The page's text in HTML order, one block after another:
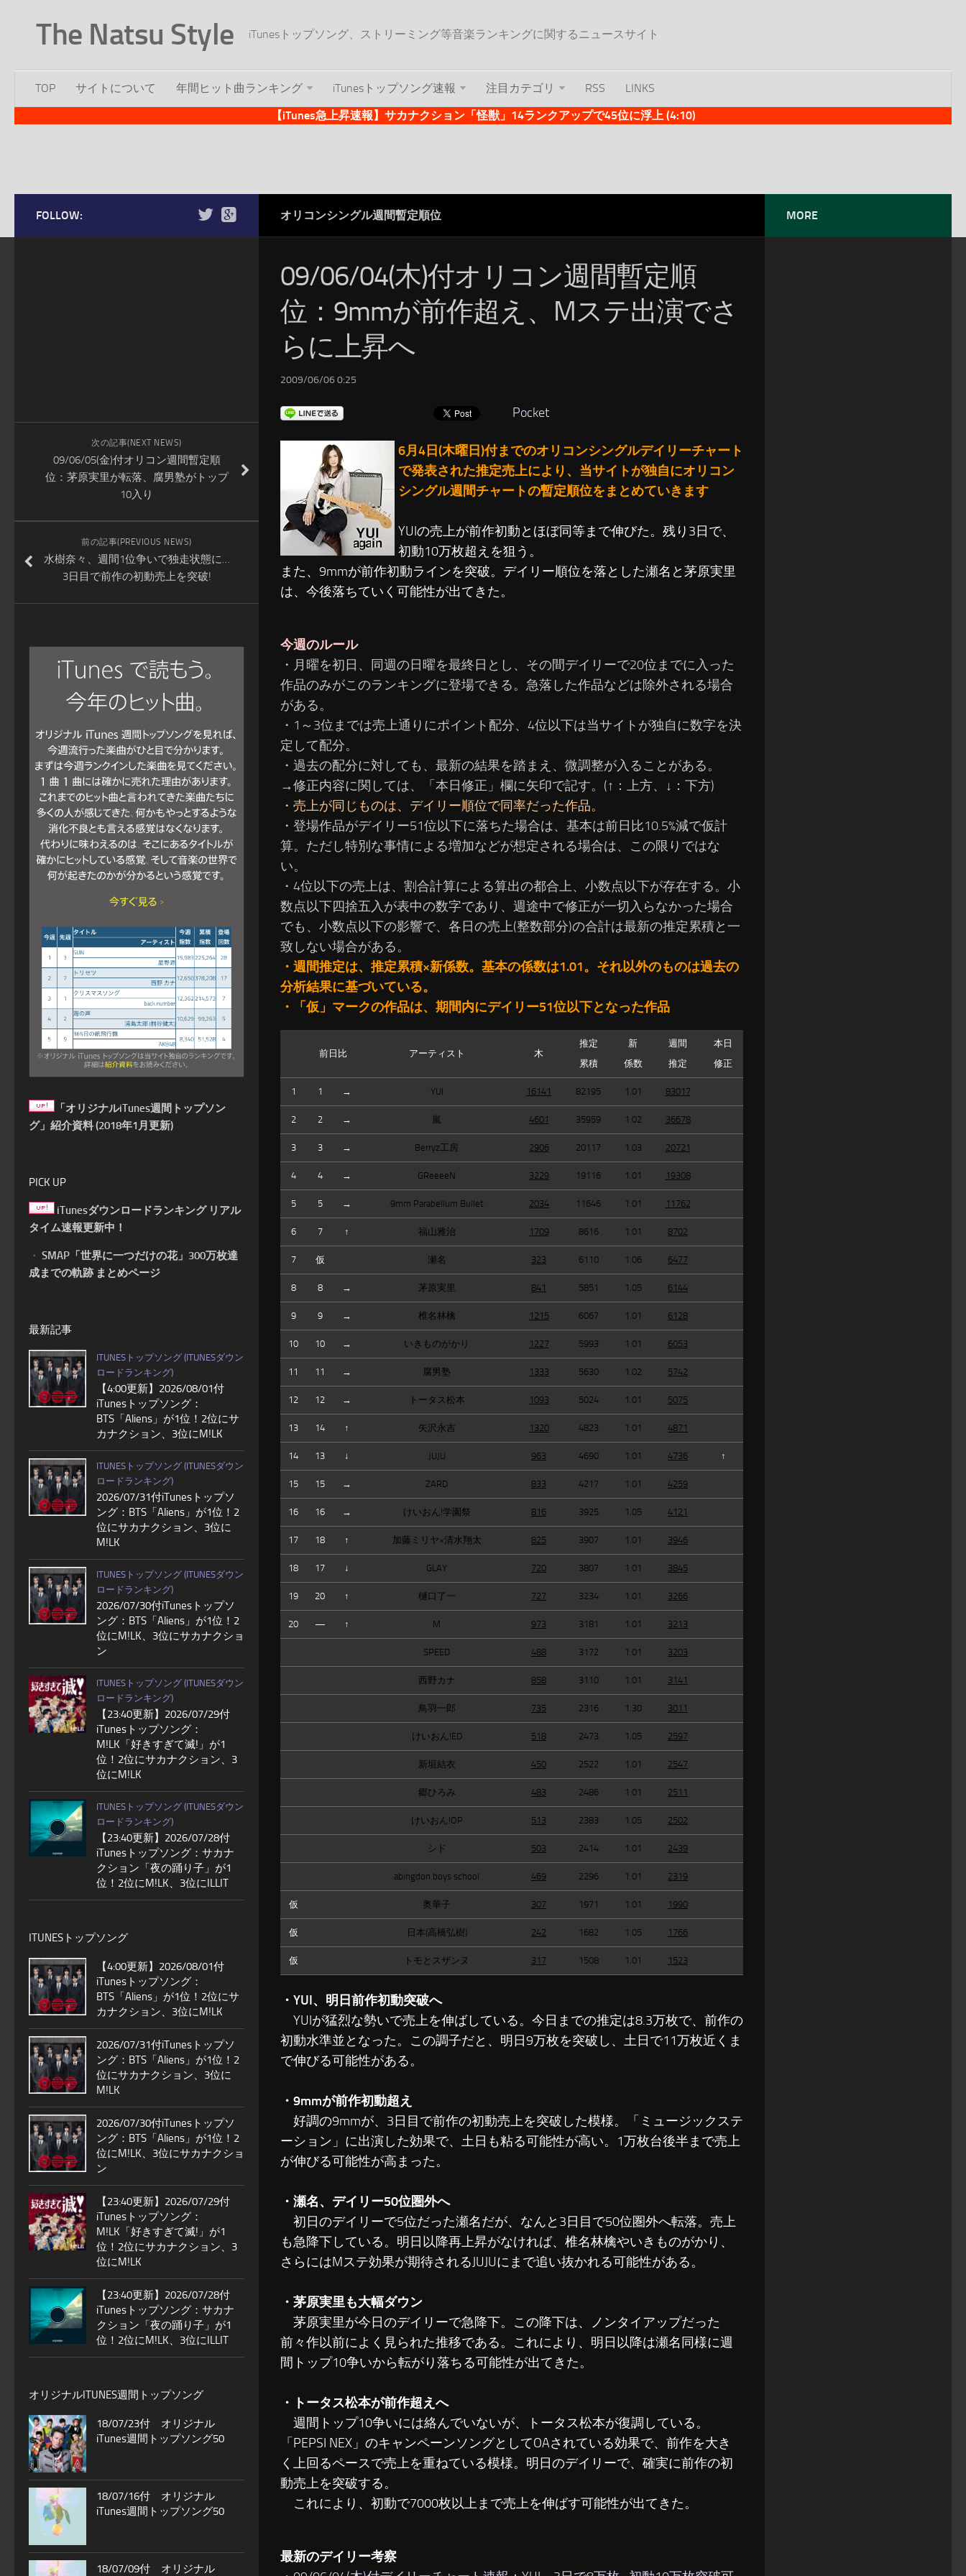
The Natsu Style iTunesトップソング、ストリーミング等音楽ランキングに関するニュースサイト
TOP サイトについて 年間ヒット曲ランキング iTunesトップソング速報 注目カテゴリ RSS
LINKS
【iTunes急上昇速報】サカナクション「怪獣」14ランクアップで45位に浮上 (4:10)
オリコンシングル週間暫定順位
09/06/04(木)付オリコン週間暫定順
位：9mmが前作超え、Mステ出演でさ
らに上昇へ
2009/06/06 0:25
Pocket
6月4日(木曜日)付までのオリコンシングルデイリーチャート
で発表された推定売上により、当サイトが独自にオリコン
シングル週間チャートの暫定順位をまとめていきます
YUIの売上が前作初動とほぼ同等まで伸びた。残り3日で、
初動10万枚超えを狙う。
また、9mmが前作初動ラインを突破。デイリー順位を落とした瀬名と茅原実里
は、今後落ちていく可能性が出てきた。
今週のルール
・月曜を初日、同週の日曜を最終日とし、その間デイリーで20位までに入った
作品のみがこのランキングに登場できる。急落した作品などは除外される場合
がある。
・1～3位までは売上通りにポイント配分、4位以下は当サイトが独自に数字を決
定して配分。
・過去の配分に対しても、最新の結果を踏まえ、微調整が入ることがある。
→修正内容に関しては、「本日修正」欄に矢印で記す。(↑：上方、↓：下方)
・売上が同じものは、デイリー順位で同率だった作品。
・登場作品がデイリー51位以下に落ちた場合は、基本は前日比10.5%減で仮計
算。ただし特別な事情による増加などが想定される場合は、この限りではな
い。
・4位以下の売上は、割合計算による算出の都合上、小数点以下が存在する。小
数点以下四捨五入が表中の数字であり、週途中で修正が一切入らなかった場合
でも、小数点以下の影響で、各日の売上(整数部分)の合計は最新の推定累積と一
致しない場合がある。
・週間推定は、推定累積×新係数。基本の係数は1.01。それ以外のものは過去の
分析結果に基づいている。
・「仮」マークの作品は、期間内にデイリー51位以下となった作品
前日比 アーティスト 木
推定
累積
新
係数
週間
推定
本日
修正
1 1 → YUI 16141 82195 1.01 83017
2 2 → 嵐 4601 35959 1.02 36678
3 3 → Berryz工房 2906 20117 1.03 20721
4 4 → GReeeeN 3229 19116 1.01 19308
5 5 → 9mm Parabellum Bullet 2034 11646 1.01 11762
6 7 ↑ 福山雅治 1709 8616 1.01 8702
7 仮 瀬名 323 6110 1.06 6477
8 8 → 茅原実里 841 5851 1.05 6144
9 9 → 椎名林檎 1215 6067 1.01 6128
10 10 → いきものがかり 1227 5993 1.01 6053
11 11 → 腐男塾 1333 5630 1.02 5742
12 12 → トータス松本 1093 5024 1.01 5075
13 14 ↑ 矢沢永吉 1320 4823 1.01 4871
14 13 ↓ JUJU 963 4690 1.01 4736 ↑
15 15 → ZARD 833 4217 1.01 4259
16 16 → けいおん!学園祭 816 3925 1.05 4121
17 18 ↑ 加藤ミリヤ×清水翔太 825 3907 1.01 3946
18 17 ↓ GLAY 720 3807 1.01 3845
19 20 ↑ 樋口了一 727 3234 1.01 3266
20 — ↑ M 973 3181 1.01 3213
SPEED 488 3172 1.01 3203
西野カナ 858 3110 1.01 3141
鳥羽一郎 735 2316 1.30 3011
けいおん!ED 518 2473 1.05 2597
新垣結衣 450 2522 1.01 2547
郷ひろみ 483 2486 1.01 2511
けいおん!OP 513 2383 1.05 2502
シド 503 2414 1.01 2439
abingdon boys school 469 2296 1.01 2319
仮 奥華子 307 1971 1.01 1990
仮 日本(高橋弘樹) 242 1682 1.05 1766
仮 トモとスザンヌ 317 1508 1.01 1523
・YUI、明日前作初動突破へ
YUIが猛烈な勢いで売上を伸ばしている。今日までの推定は8.3万枚で、前作の
初動水準並となった。この調子だと、明日9万枚を突破し、土日で11万枚近くま
で伸びる可能性がある。
・9mmが前作初動超え
好調の9mmが、3日目で前作の初動売上を突破した模様。「ミュージックステ
ーション」に出演した効果で、土日も粘る可能性が高い。1万枚台後半まで売上
が伸びる可能性が高まった。
・瀬名、デイリー50位圏外へ
初日のデイリーで5位だった瀬名だが、なんと3日目で50位圏外へ転落。売上
も急降下している。明日以降再上昇がなければ、椎名林檎やいきものがかり、
さらにはMステ効果が期待されるJUJUにまで追い抜かれる可能性がある。
・茅原実里も大幅ダウン
茅原実里が今日のデイリーで急降下。この降下は、ノンタイアップだった
前々作以前によく見られた推移である。これにより、明日以降は瀬名同様に週
間トップ10争いから転がり落ちる可能性が出てきた。
・トータス松本が前作超えへ
週間トップ10争いには絡んでいないが、トータス松本が復調している。
「PEPSI NEX」のキャンペーンソングとしてOAされている効果で、前作を大き
く上回るペースで売上を重ねている模様。明日のデイリーで、確実に前作の初
動売上を突破する。
これにより、初動で7000枚以上まで売上を伸ばす可能性が出てきた。
最新のデイリー考察
FOLLOW:
次の記事(NEXT NEWS)
09/06/05(金)付オリコン週間暫定順
位：茅原実里が転落、腐男塾がトップ
10入り
前の記事(PREVIOUS NEWS)
水樹奈々、週間1位争いで独走状態に…
3日目で前作の初動売上を突破!
「オリジナルiTunes週間トップソン
グ」紹介資料 (2018年1月更新)
PICK UP
iTunesダウンロードランキング リアル
タイム速報更新中！
・ SMAP「世界に一つだけの花」300万枚達
成までの軌跡 まとめページ
最新記事
ITUNESトップソング (ITUNESダウン
ロードランキング)
【4:00更新】2026/08/01付
iTunesトップソング：
BTS「Aliens」が1位！2位にサ
カナクション、3位にM!LK
ITUNESトップソング (ITUNESダウン
ロードランキング)
2026/07/31付iTunesトップソ
ング：BTS「Aliens」が1位！2
位にサカナクション、3位に
M!LK
ITUNESトップソング (ITUNESダウン
ロードランキング)
2026/07/30付iTunesトップソ
ング：BTS「Aliens」が1位！2
位にM!LK、3位にサカナクショ
ン
ITUNESトップソング (ITUNESダウン
ロードランキング)
【23:40更新】2026/07/29付
iTunesトップソング：
M!LK「好きすぎて滅!」が1
位！2位にサカナクション、3
位にM!LK
ITUNESトップソング (ITUNESダウン
ロードランキング)
【23:40更新】2026/07/28付
iTunesトップソング：サカナ
クション「夜の踊り子」が1
位！2位にM!LK、3位にILLIT
ITUNESトップソング
【4:00更新】2026/08/01付
iTunesトップソング：
BTS「Aliens」が1位！2位にサ
カナクション、3位にM!LK
2026/07/31付iTunesトップソ
ング：BTS「Aliens」が1位！2
位にサカナクション、3位に
M!LK
2026/07/30付iTunesトップソ
ング：BTS「Aliens」が1位！2
位にM!LK、3位にサカナクショ
ン
【23:40更新】2026/07/29付
iTunesトップソング：
M!LK「好きすぎて滅!」が1
位！2位にサカナクション、3
位にM!LK
【23:40更新】2026/07/28付
iTunesトップソング：サカナ
クション「夜の踊り子」が1
位！2位にM!LK、3位にILLIT
オリジナルITUNES週間トップソング
18/07/23付 オリジナル
iTunes週間トップソング50
18/07/16付 オリジナル
iTunes週間トップソング50
18/07/09付 オリジナル
MORE